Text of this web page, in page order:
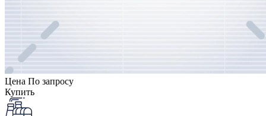
Цена По запросу
Купить